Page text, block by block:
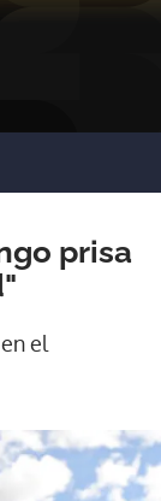
prisa
el